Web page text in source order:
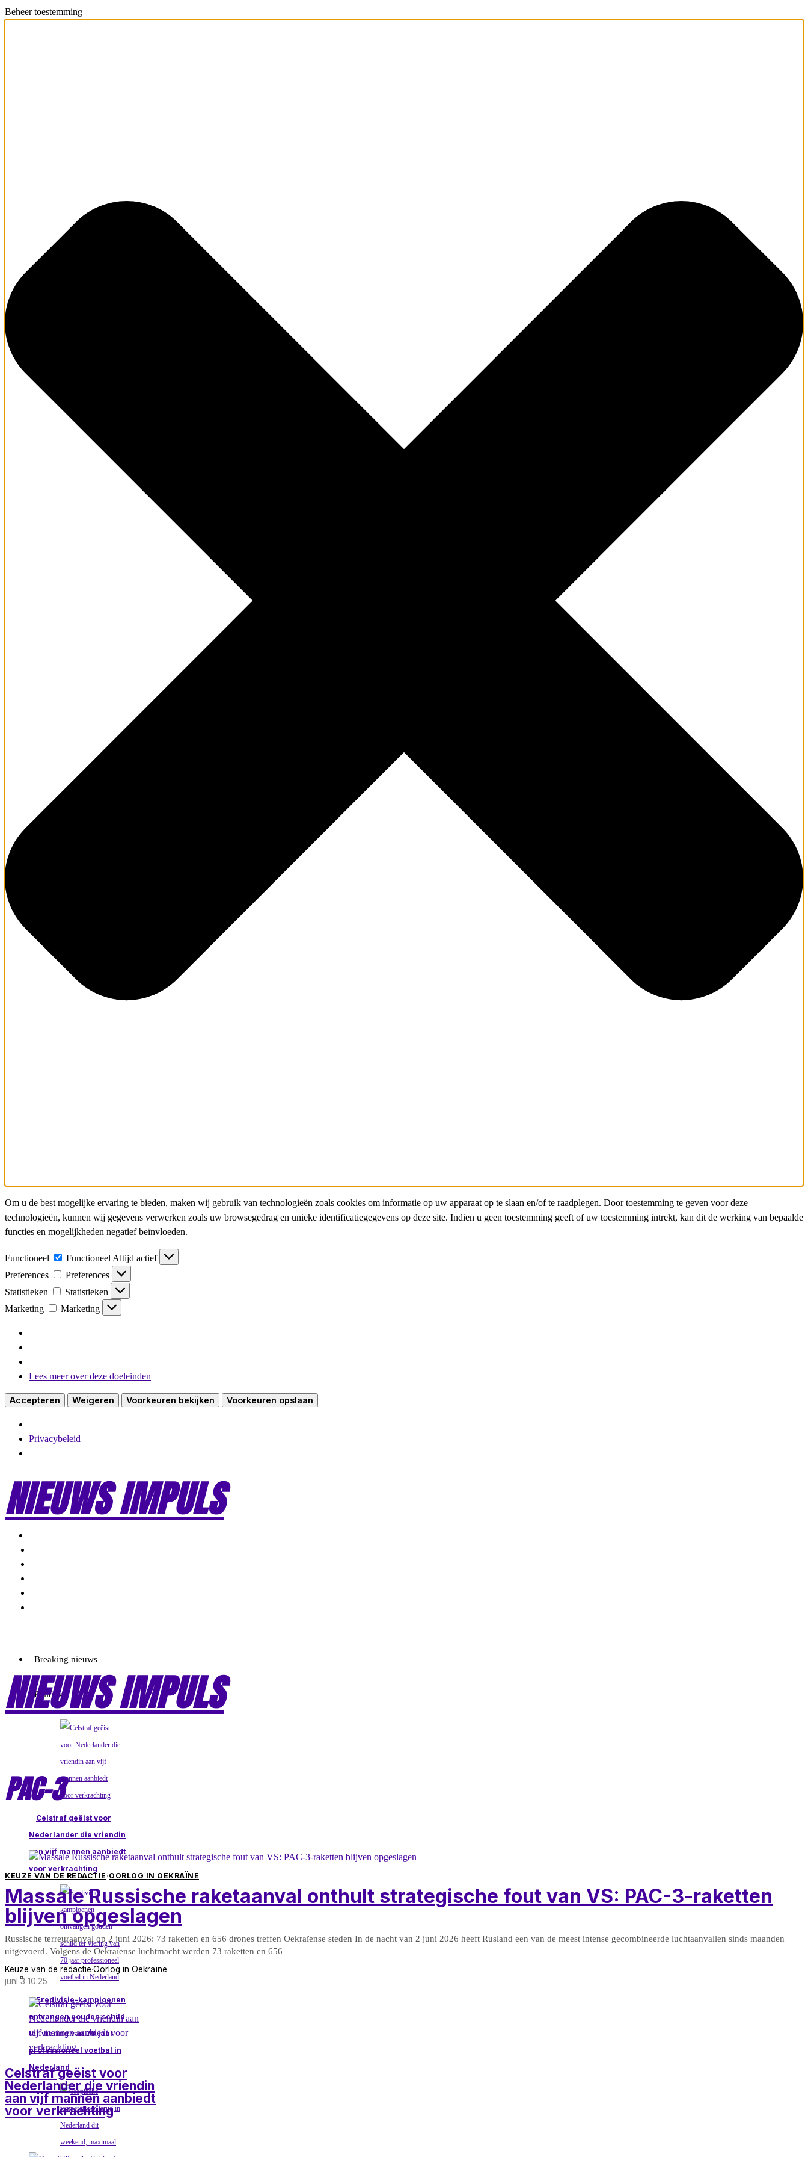
Beheer toestemming
Om u de best mogelijke ervaring te bieden, maken wij gebruik van technologieën zoals cookies om informatie op uw apparaat op te slaan en/of te raadplegen. Door toestemming te geven voor deze
technologieën, kunnen wij gegevens verwerken zoals uw browsegedrag en unieke identificatiegegevens op deze site. Indien u geen toestemming geeft of uw toestemming intrekt, kan dit de werking van bepaalde
functies en mogelijkheden negatief beïnvloeden.
Functioneel Functioneel Altijd actief
Preferences
Preferences
Statistieken
Statistieken
Marketing
Marketing
Lees meer over deze doeleinden
Accepteren Weigeren Voorkeuren bekijken Voorkeuren opslaan
Privacybeleid
NIEUWS IMPULS
Breaking nieuws
Politiek
Celstraf geëist voor
Nederlander die vriendin
aan vijf mannen aanbiedt
voor verkrachting
Eredivisie-kampioenen
ontvangen gouden schild
ter viering van 70 jaar
professioneel voetbal in
Nederland
NIEUWS IMPULS
PAC-3
KEUZE VAN DE REDACTIE ·OORLOG IN OEKRAÏNE
Massale Russische raketaanval onthult strategische fout van VS: PAC-3-raketten
blijven opgeslagen
Russische terreuraanval op 2 juni 2026: 73 raketten en 656 drones treffen Oekraïense steden In de nacht van 2 juni 2026 heeft Rusland een van de meest intense gecombineerde luchtaanvallen sinds maanden
uitgevoerd. Volgens de Oekraïense luchtmacht werden 73 raketten en 656
Keuze van de redactie·Oorlog in Oekraïne
juni 3 10:25
Celstraf geëist voor
Nederlander die vriendin
aan vijf mannen aanbiedt
voor verkrachting